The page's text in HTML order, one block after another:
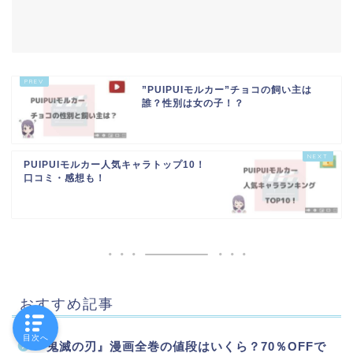
”PUIPUIモルカー”チョコの飼い主は
誰？性別は女の子！？
PUIPUIモルカー人気キャラトップ10！
口コミ・感想も！
おすすめ記事
『鬼滅の刃』漫画全巻の値段はいくら？70％OFFで
目次へ